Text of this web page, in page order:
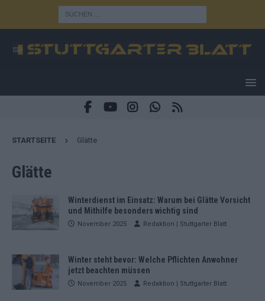
STARTSEITE Glätte
Glätte
Winterdienst im Einsatz: Warum bei Glätte Vorsicht
und Mithilfe besonders wichtig sind
November 2025 Redaktion | Stuttgarter Blatt
Winter steht bevor: Welche Pflichten Anwohner
jetzt beachten müssen
November 2025 Redaktion | Stuttgarter Blatt